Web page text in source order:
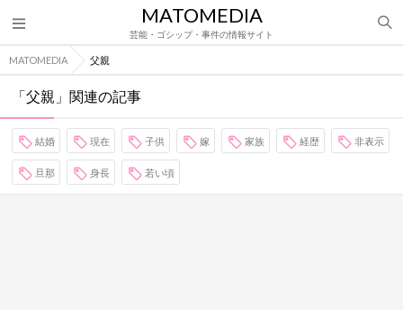
MATOMEDIA
芸能・ゴシップ・事件の情報サイト
MATOMEDIA 父親
「父親」関連の記事
結婚 現在 子供 嫁 家族 経歴 非表示
旦那 身長 若い頃